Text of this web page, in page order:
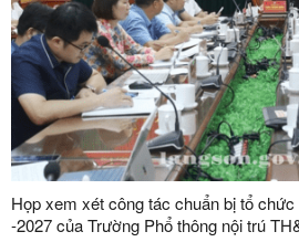
Họp xem xét công tác chuẩn bị tổ
-2027 của Trường Phổ thông nội trú